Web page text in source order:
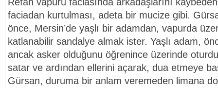
faciadan kurtulması, adeta bir mucize gibi.
önce, Mersin’de yaşlı bir adamdan, vapurda
katlanabilir sandalye almak ister. Yaşlı adam,
ancak asker olduğunu öğrenince üzerinde
satar ve ardından ellerini açarak, dua etmeye
Gürsan, duruma bir anlam veremeden limana